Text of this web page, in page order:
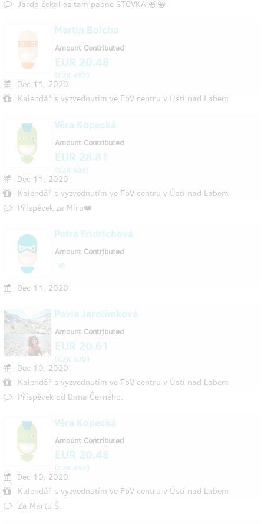
Jarda čekal az tam padne STOVKA 😀😀
Martin Bolcha
Dec 11, 2020
Kalendář s vyzvednutím ve FbV centru v Ústí nad Labem
Amount Contributed
EUR 20.48
(CZK 497)
Věra Kopecká
Dec 11, 2020
Kalendář s vyzvednutím ve FbV centru v Ústí nad Labem
Příspěvek za Míru❤️
Amount Contributed
EUR 28.81
(CZK 699)
Petra Fridrichová
Dec 11, 2020
Amount Contributed
Pavla Jarolímková
Dec 10, 2020
Kalendář s vyzvednutím ve FbV centru v Ústí nad Labem
Příspěvek od Dana Černého.
Amount Contributed
EUR 20.61
(CZK 500)
Věra Kopecká
Dec 10, 2020
Kalendář s vyzvednutím ve FbV centru v Ústí nad Labem
Za Marťu Š.
Amount Contributed
EUR 20.48
(CZK 497)